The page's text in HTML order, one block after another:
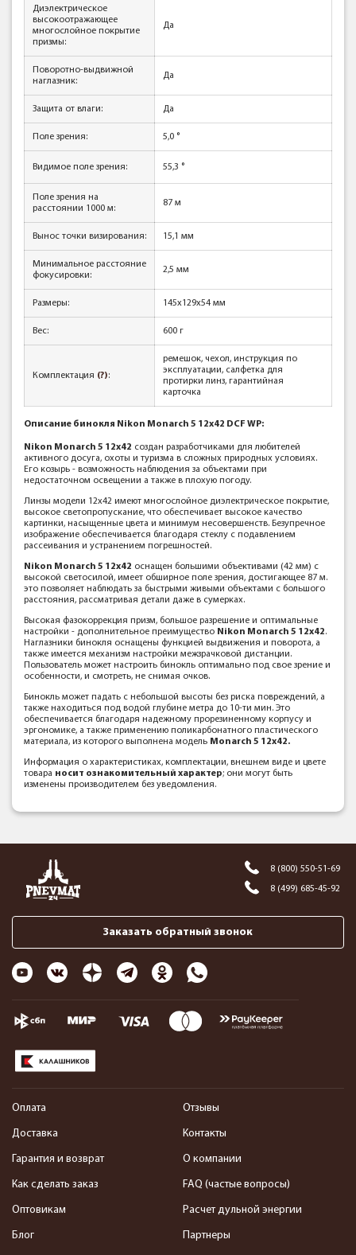
Диэлектрическое
высокоотражающее
многослойное покрытие
призмы:
Да
Поворотно-выдвижной
наглазник:
Да
Защита от влаги: Да
Поле зрения: 5,0 °
Видимое поле зрения: 55,3 °
Поле зрения на
расстоянии 1000 м:
87 м
Вынос точки визирования: 15,1 мм
Минимальное расстояние
фокусировки:
2,5 мм
Размеры: 145x129x54 мм
Вес: 600 г
Комплектация (?):
ремешок, чехол, инструкция по
эксплуатации, салфетка для
протирки линз, гарантийная
карточка
Описание бинокля Nikon Monarch 5 12x42 DCF WP:
Nikon Monarch 5 12x42 создан разработчиками для любителей
активного досуга, охоты и туризма в сложных природных условиях.
Его козырь - возможность наблюдения за объектами при
недостаточном освещении а также в плохую погоду.
Линзы модели 12x42 имеют многослойное диэлектрическое покрытие,
высокое светопропускание, что обеспечивает высокое качество
картинки, насыщенные цвета и минимум несовершенств. Безупречное
изображение обеспечивается благодаря стеклу с подавлением
рассеивания и устранением погрешностей.
Nikon Monarch 5 12x42 оснащен большими объективами (42 мм) с
высокой светосилой, имеет обширное поле зрения, достигающее 87 м.
это позволяет наблюдать за быстрыми живыми объектами с большого
расстояния, рассматривая детали даже в сумерках.
Высокая фазокоррекция призм, большое разрешение и оптимальные
настройки - дополнительное преимущество Nikon Monarch 5 12x42.
Наглазники бинокля оснащены функцией выдвижения и поворота, а
также имеется механизм настройки межзрачковой дистанции.
Пользователь может настроить бинокль оптимально под свое зрение и
особенности, и смотреть, не снимая очков.
Бинокль может падать с небольшой высоты без риска повреждений, а
также находиться под водой глубине метра до 10-ти мин. Это
обеспечивается благодаря надежному прорезиненному корпусу и
эргономике, а также применению поликарбонатного пластического
материала, из которого выполнена модель Monarch 5 12x42.
Информация о характеристиках, комплектации, внешнем виде и цвете
товара носит ознакомительный характер; они могут быть
изменены производителем без уведомления.
8 (800) 550-51-69
8 (499) 685-45-92
Заказать обратный звонок
Оплата
Доставка
Гарантия и возврат
Как сделать заказ
Оптовикам
Блог
Отзывы
Контакты
О компании
FAQ (частые вопросы)
Расчет дульной энергии
Партнеры